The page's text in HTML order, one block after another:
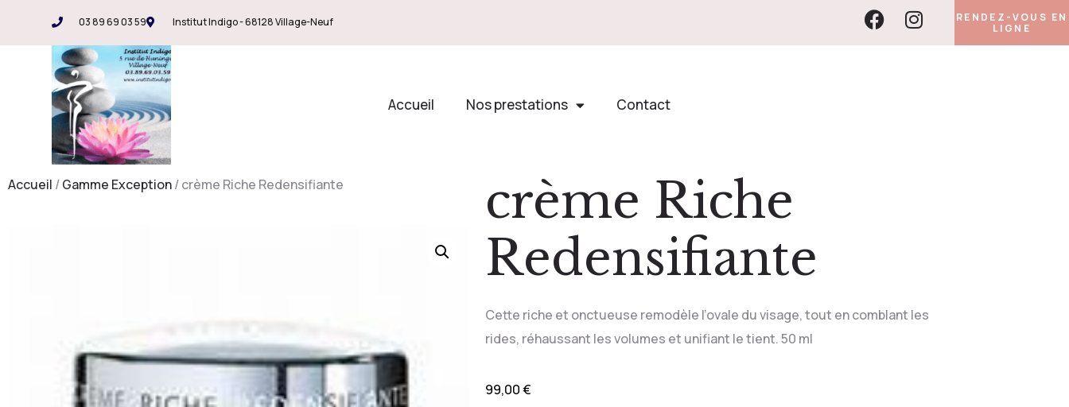
03 89 69 03 59 Institut Indigo - 68128 Village-Neuf
RENDEZ-VOUS EN
LIGNE
Accueil Nos prestations Contact
Accueil /Gamme Exception/ crème Riche Redensifiante
crème Riche
Redensifiante
Cette riche et onctueuse remodèle l’ovale du visage, tout en comblant les
rides, réhaussant les volumes et unifiant le tient. 50 ml
99,00€